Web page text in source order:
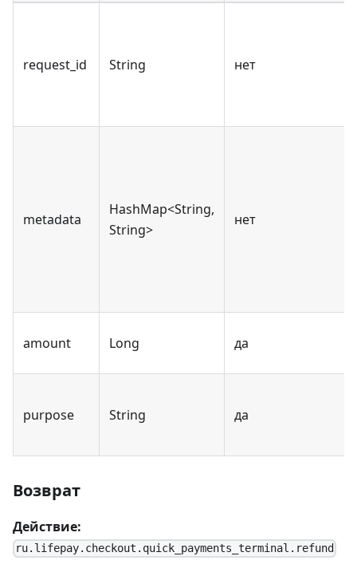
request_id String нет
metadata
HashMap<String,
String>
нет
amount Long да
purpose String да
Возврат
Действие:
ru.lifepay.checkout.quick_payments_terminal.refund